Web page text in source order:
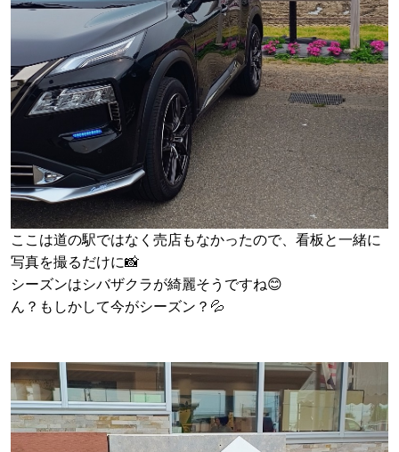
ここは道の駅ではなく売店もなかったので、看板と一緒に
写真を撮るだけに📸
シーズンはシバザクラが綺麗そうですね😊
ん？もしかして今がシーズン？💦